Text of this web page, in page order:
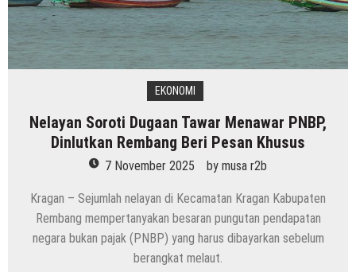
EKONOMI
Nelayan Soroti Dugaan Tawar Menawar PNBP,
Dinlutkan Rembang Beri Pesan Khusus
7 November 2025 by musa r2b
Kragan – Sejumlah nelayan di Kecamatan Kragan Kabupaten
Rembang mempertanyakan besaran pungutan pendapatan
negara bukan pajak (PNBP) yang harus dibayarkan sebelum
berangkat melaut.